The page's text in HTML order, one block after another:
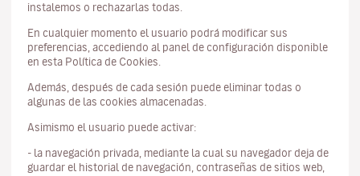
instalemos o rechazarlas todas.
En cualquier momento el usuario podrá modificar sus
preferencias, accediendo al panel de configuración disponible
en esta Política de Cookies.
Además, después de cada sesión puede eliminar todas o
algunas de las cookies almacenadas.
Asimismo el usuario puede activar:
- la navegación privada, mediante la cual su navegador deja de
guardar el historial de navegación, contraseñas de sitios web,